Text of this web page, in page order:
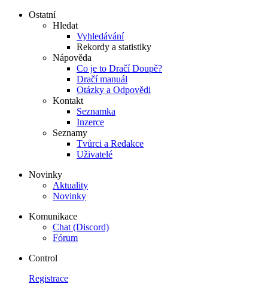
Ostatní
Hledat
Vyhledávání
Rekordy a statistiky
Nápověda
Co je to Dračí Doupě?
Dračí manuál
Otázky a Odpovědi
Kontakt
Seznamka
Inzerce
Seznamy
Tvůrci a Redakce
Uživatelé
Novinky
Aktuality
Novinky
Komunikace
Chat (Discord)
Fórum
Control
Registrace